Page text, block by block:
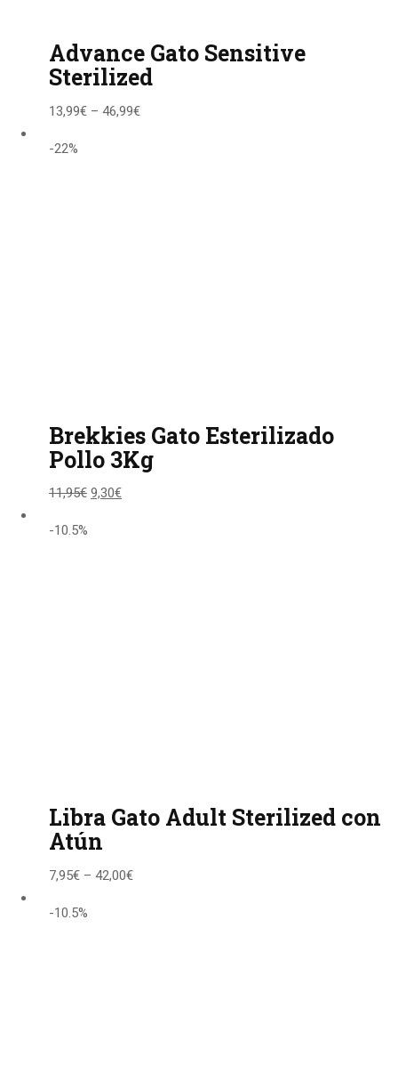
Advance Gato Sensitive
Sterilized
13,99€ – 46,99€
-22%
Brekkies Gato Esterilizado
Pollo 3Kg
11,95€ 9,30€
-10.5%
Libra Gato Adult Sterilized con
Atún
7,95€ – 42,00€
-10.5%